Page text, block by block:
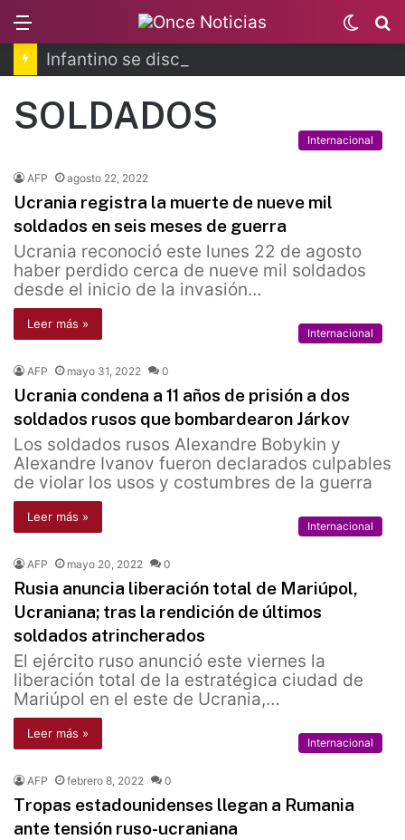
Switch
skin
SOLDADOS
Internacional
AFP agosto 22, 2022
Ucrania registra la muerte de nueve mil
soldados en seis meses de guerra
Ucrania reconoció este lunes 22 de agosto
haber perdido cerca de nueve mil soldados
desde el inicio de la invasión…
Leer más »
Internacional
AFP mayo 31, 2022 0
Ucrania condena a 11 años de prisión a dos
soldados rusos que bombardearon Járkov
Los soldados rusos Alexandre Bobykin y
Alexandre Ivanov fueron declarados culpables
de violar los usos y costumbres de la guerra
Leer más »
Internacional
AFP mayo 20, 2022 0
Rusia anuncia liberación total de Mariúpol,
Ucraniana; tras la rendición de últimos
soldados atrincherados
El ejército ruso anunció este viernes la
liberación total de la estratégica ciudad de
Mariúpol en el este de Ucrania,…
Leer más »
Internacional
AFP febrero 8, 2022 0
Tropas estadounidenses llegan a Rumania
ante tensión ruso-ucraniana